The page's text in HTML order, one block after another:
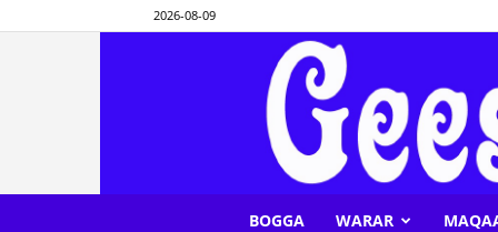
2026-08-09
BOGGA WARAR